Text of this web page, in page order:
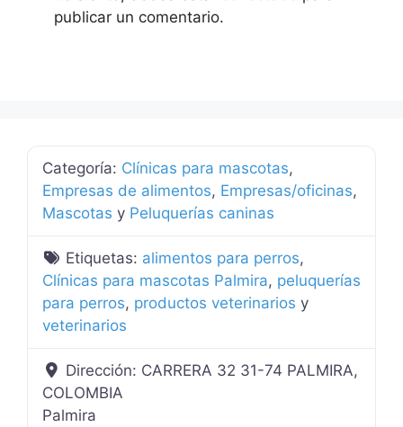
publicar un comentario.
Categoría: Clínicas para mascotas,
Empresas de alimentos, Empresas/oficinas,
Mascotas y Peluquerías caninas
Etiquetas: alimentos para perros,
Clínicas para mascotas Palmira, peluquerías
para perros, productos veterinarios y
veterinarios
Dirección: CARRERA 32 31-74 PALMIRA,
COLOMBIA
Palmira